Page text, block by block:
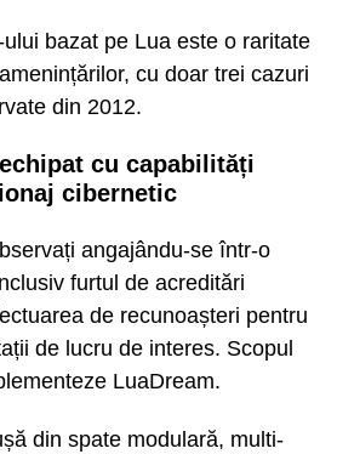
bazat pe Lua este o raritate
cu doar trei cazuri
din 2012.
cu capabilități
cibernetic
angajându-se într-o
furtul de acreditări
de recunoașteri pentru
de lucru de interes. Scopul
LuaDream.
din spate modulară, multi-